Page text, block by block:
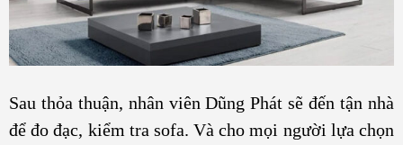
Sau thỏa thuận, nhân viên Dũng Phát sẽ đến tận nhà
để đo đạc, kiểm tra sofa. Và cho mọi người lựa chọn